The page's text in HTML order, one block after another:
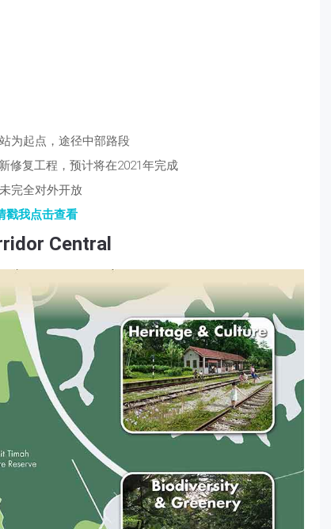
为起点，途径中部路段
修复工程，预计将在2021年完成
完全对外开放
戳我点击查看
Central